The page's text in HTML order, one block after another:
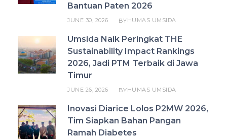
Bantuan Paten 2026
JUNE 30, 2026 BYHUMAS UMSIDA
Umsida Naik Peringkat THE
Sustainability Impact Rankings
2026, Jadi PTM Terbaik di Jawa
Timur
JUNE 26, 2026 BYHUMAS UMSIDA
Inovasi Diarice Lolos P2MW 2026,
Tim Siapkan Bahan Pangan
Ramah Diabetes